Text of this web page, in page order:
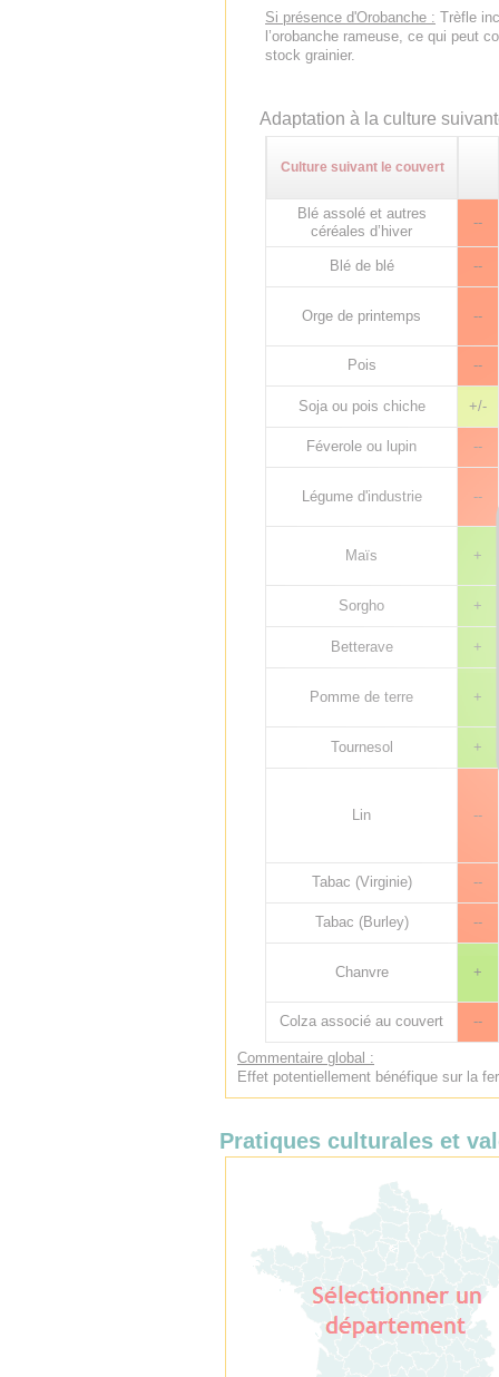
Si présence d'Orobanche : Trèfle
l’orobanche rameuse, ce qui peut
stock grainier.
Adaptation à la culture
Culture suivant le couvert
Blé assolé et autres
céréales d’hiver
--
Blé de blé --
Orge de printemps --
Pois
--
Soja ou pois chiche +/-
Féverole ou lupin
--
Légume d'industrie --
Maïs +
Sorgho
+
Betterave
+
Pomme de terre +
Tournesol
+
Lin --
Tabac (Virginie)
--
Tabac (Burley) --
Chanvre +
Colza associé au couvert
--
Commentaire global :
Effet potentiellement bénéfique sur la
Pratiques culturales et